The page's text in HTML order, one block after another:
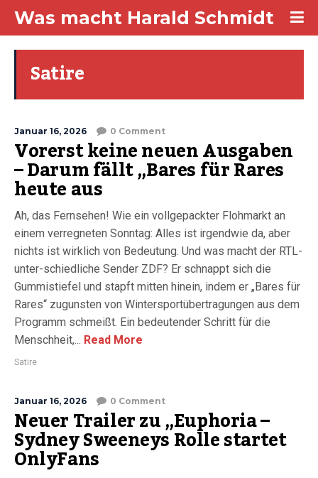
Was macht Harald Schmidt
Satire
Januar 16, 2026 0 Comment
Vorerst keine neuen Ausgaben
– Darum fällt „Bares für Rares
heute aus
Ah, das Fernsehen! Wie ein vollgepackter Flohmarkt an
einem verregneten Sonntag: Alles ist irgendwie da, aber
nichts ist wirklich von Bedeutung. Und was macht der RTL-
unter-schiedliche Sender ZDF? Er schnappt sich die
Gummistiefel und stapft mitten hinein, indem er „Bares für
Rares“ zugunsten von Wintersportübertragungen aus dem
Programm schmeißt. Ein bedeutender Schritt für die
Menschheit,... Read More
Satire
Januar 16, 2026 0 Comment
Neuer Trailer zu „Euphoria –
Sydney Sweeneys Rolle startet
OnlyFans